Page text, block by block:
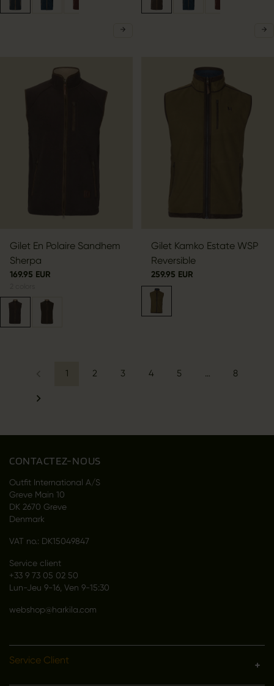
Gilet En Polaire Sandhem
Sherpa
169.95 EUR
Gilet Kamko Estate WSP
Reversible
259.95 EUR
1 2 3 4 5 … 8
CONTACTEZ-NOUS
Outfit International A/S
Greve Main 10
DK 2670 Greve
Denmark
VAT no.: DK15049847
Service client
+33 9 73 05 02 50
Lun-Jeu 9-16, Ven 9-15:30
webshop@harkila.com
Service Client